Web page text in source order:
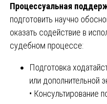
Процессуальная
подготовить научно
оказать содействие в
судебном процессе:
Подготовка
или дополнительной
• Консультирование